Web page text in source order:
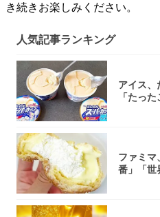
き続きお楽しみください。
人気記事ランキング
アイス、
「たっ
ファミマ
番」「世